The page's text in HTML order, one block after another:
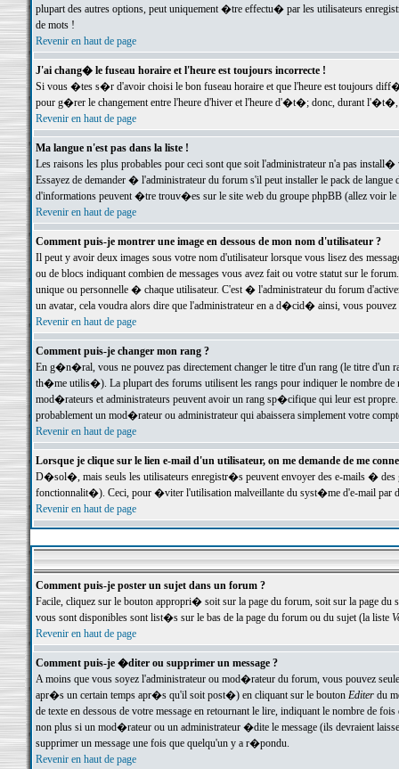
plupart des autres options, peut uniquement �tre effectu� par les utilisateurs
de mots !
Revenir en haut de page
J'ai chang� le fuseau horaire et l'heure est toujours incorrecte !
Si vous �tes s�r d'avoir choisi le bon fuseau horaire et que l'heure est toujours
pour g�rer le changement entre l'heure d'hiver et l'heure d'�t�; donc, durant
Revenir en haut de page
Ma langue n'est pas dans la liste !
Les raisons les plus probables pour ceci sont que soit l'administrateur n'a pas
Essayez de demander � l'administrateur du forum s'il peut installer le pack de
d'informations peuvent �tre trouv�es sur le site web du groupe phpBB (allez voir le
Revenir en haut de page
Comment puis-je montrer une image en dessous de mon nom d'utilisateur ?
Il peut y avoir deux images sous votre nom d'utilisateur lorsque vous lisez des
ou de blocs indiquant combien de messages vous avez fait ou votre statut sur le
unique ou personnelle � chaque utilisateur. C'est � l'administrateur du forum
un avatar, cela voudra alors dire que l'administrateur en a d�cid� ainsi, vous
Revenir en haut de page
Comment puis-je changer mon rang ?
En g�n�ral, vous ne pouvez pas directement changer le titre d'un rang (le titre d'un
th�me utilis�). La plupart des forums utilisent les rangs pour indiquer le nombre de
mod�rateurs et administrateurs peuvent avoir un rang sp�cifique qui leur est
probablement un mod�rateur ou administrateur qui abaissera simplement votre
Revenir en haut de page
Lorsque je clique sur le lien e-mail d'un utilisateur, on me demande de me
D�sol�, mais seuls les utilisateurs enregistr�s peuvent envoyer des e-mails �
fonctionnalit�). Ceci, pour �viter l'utilisation malveillante du syst�me d'e-mail par
Revenir en haut de page
Comment puis-je poster un sujet dans un forum ?
Facile, cliquez sur le bouton appropri� soit sur la page du forum, soit sur la page du
vous sont disponibles sont list�s sur le bas de la page du forum ou du sujet (la liste
Revenir en haut de page
Comment puis-je �diter ou supprimer un message ?
A moins que vous soyez l'administrateur ou mod�rateur du forum, vous pouvez
apr�s un certain temps apr�s qu'il soit post�) en cliquant sur le bouton Editerdu
de texte en dessous de votre message en retournant le lire, indiquant le nombre
non plus si un mod�rateur ou un administrateur �dite le message (ils devraient
supprimer un message une fois que quelqu'un y a r�pondu.
Revenir en haut de page